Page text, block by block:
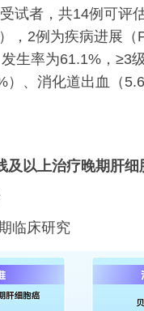
试者，共14例可评
，2例为疾病进展（
生率为61.1%，≥3
）、消化道出血（
及以上治疗晚期肝
临床研究